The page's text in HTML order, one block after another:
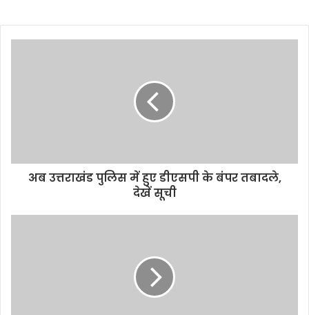
अब उत्तराखंड पुलिस में हुए डीएसपी के बंपर तबादले,
देखें सूची